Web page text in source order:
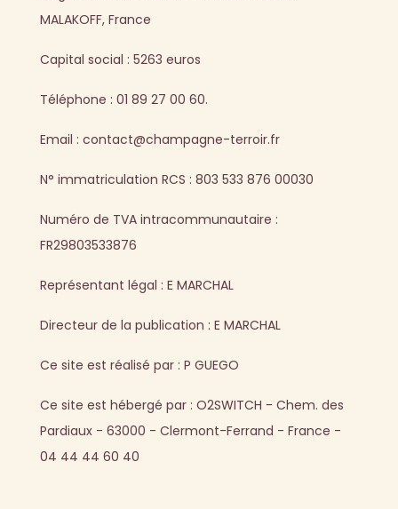
MALAKOFF, France
Capital social : 5263 euros
Téléphone : 01 89 27 00 60.
Email : contact@champagne-terroir.fr
N° immatriculation RCS : 803 533 876 00030
Numéro de TVA intracommunautaire :
FR29803533876
Représentant légal : E MARCHAL
Directeur de la publication : E MARCHAL
Ce site est réalisé par : P GUEGO
Ce site est hébergé par : O2SWITCH - Chem. des
Pardiaux - 63000 - Clermont-Ferrand - France -
04 44 44 60 40